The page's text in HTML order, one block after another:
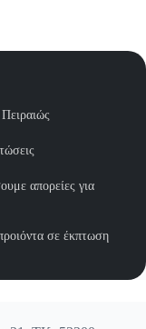
απορείες για
σε έκπτωση